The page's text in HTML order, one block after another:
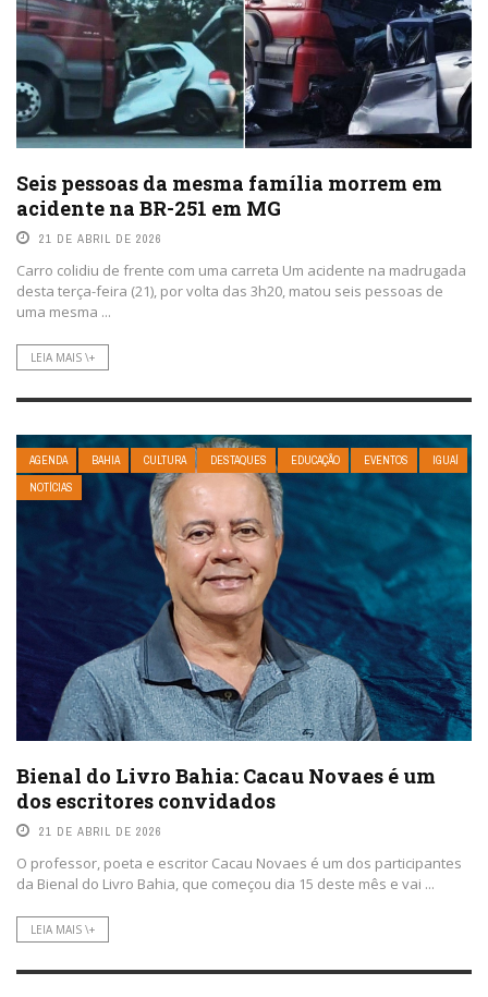
Seis pessoas da mesma família morrem em
acidente na BR-251 em MG
21 DE ABRIL DE 2026
Carro colidiu de frente com uma carreta Um acidente na madrugada
desta terça-feira (21), por volta das 3h20, matou seis pessoas de
uma mesma ...
LEIA MAIS \+
AGENDA BAHIA CULTURA DESTAQUES EDUCAÇÃO EVENTOS
IGUAÍ
NOTÍCIAS
Bienal do Livro Bahia: Cacau Novaes é um
dos escritores convidados
21 DE ABRIL DE 2026
O professor, poeta e escritor Cacau Novaes é um dos participantes
da Bienal do Livro Bahia, que começou dia 15 deste mês e vai ...
LEIA MAIS \+